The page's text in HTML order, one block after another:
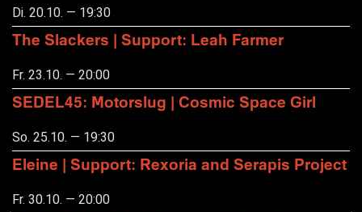
Di. 20.10. — 19:30
The Slackers | Support: Leah Farmer
Fr. 23.10. — 20:00
SEDEL45: Motorslug | Cosmic Space Girl
So. 25.10. — 19:30
Eleine | Support: Rexoria and Serapis Project
Fr. 30.10. — 20:00